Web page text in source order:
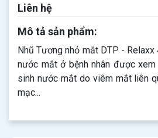
Liên hệ
Mô tả sản phẩm:
Nhũ Tương nhỏ mắt DTP -
nước mắt ở bệnh nhân được
sinh nước mắt do viêm mắt liên
mạc...